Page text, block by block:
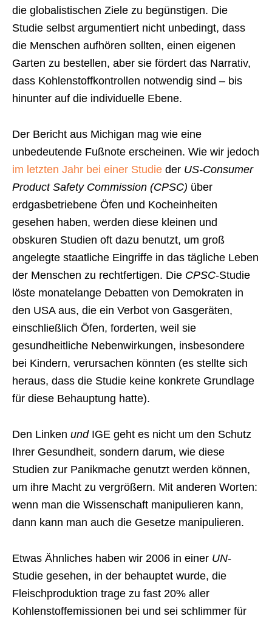
die globalistischen Ziele zu begünstigen. Die
Studie selbst argumentiert nicht unbedingt, dass
die Menschen aufhören sollten, einen eigenen
Garten zu bestellen, aber sie fördert das Narrativ,
dass Kohlenstoffkontrollen notwendig sind – bis
hinunter auf die individuelle Ebene.
Der Bericht aus Michigan mag wie eine
unbedeutende Fußnote erscheinen. Wie wir jedoch
im letzten Jahr bei einer Studie der US-Consumer
Product Safety Commission (CPSC) über
erdgasbetriebene Öfen und Kocheinheiten
gesehen haben, werden diese kleinen und
obskuren Studien oft dazu benutzt, um groß
angelegte staatliche Eingriffe in das tägliche Leben
der Menschen zu rechtfertigen. Die CPSC-Studie
löste monatelange Debatten von Demokraten in
den USA aus, die ein Verbot von Gasgeräten,
einschließlich Öfen, forderten, weil sie
gesundheitliche Nebenwirkungen, insbesondere
bei Kindern, verursachen könnten (es stellte sich
heraus, dass die Studie keine konkrete Grundlage
für diese Behauptung hatte).
Den Linken undIGE geht es nicht um den Schutz
Ihrer Gesundheit, sondern darum, wie diese
Studien zur Panikmache genutzt werden können,
um ihre Macht zu vergrößern. Mit anderen Worten:
wenn man die Wissenschaft manipulieren kann,
dann kann man auch die Gesetze manipulieren.
Etwas Ähnliches haben wir 2006 in einer UN-
Studie gesehen, in der behauptet wurde, die
Fleischproduktion trage zu fast 20% aller
Kohlenstoffemissionen bei und sei schlimmer für